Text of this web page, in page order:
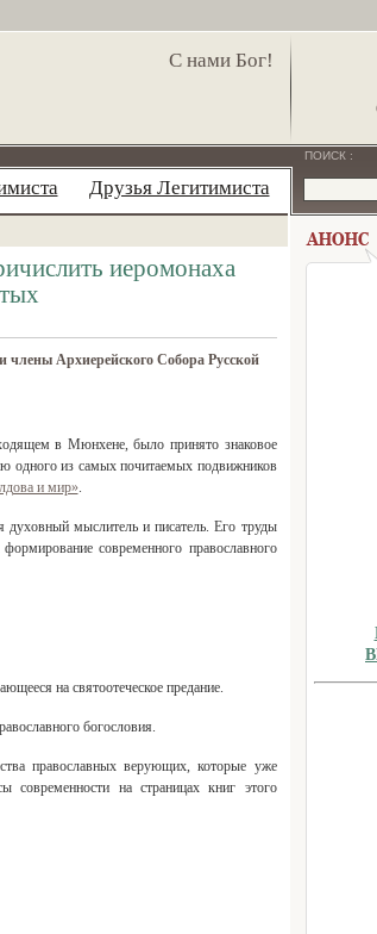
С нами Бог!
Друзья Легитимиста
иеромонаха
члены Архиерейского Собора Русской
в Мюнхене, было принято знаковое
одного из самых почитаемых подвижников
и мир».
мыслитель и писатель. Его труды
современного православного
на святоотеческое предание.
богословия.
православных верующих, которые уже
на страницах книг этого
ПОИСК :